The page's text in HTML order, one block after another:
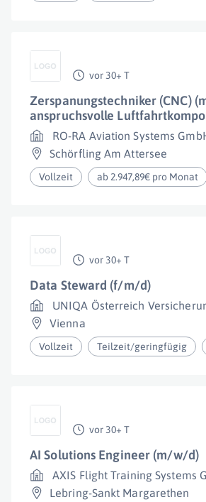
vor 30+ T
Zerspanungstechniker (CNC)
anspruchsvolle
RO-RA Aviation Systems
Schörfling Am Attersee
Vollzeit ab 2.947,89€ pro Monat
vor 30+ T
Data Steward (f/m/d)
UNIQA Österreich
Vienna
Vollzeit Teilzeit/geringfügig
vor 30+ T
AI Solutions Engineer (m/w/d)
AXIS Flight Training Systems
Lebring-Sankt Margarethen